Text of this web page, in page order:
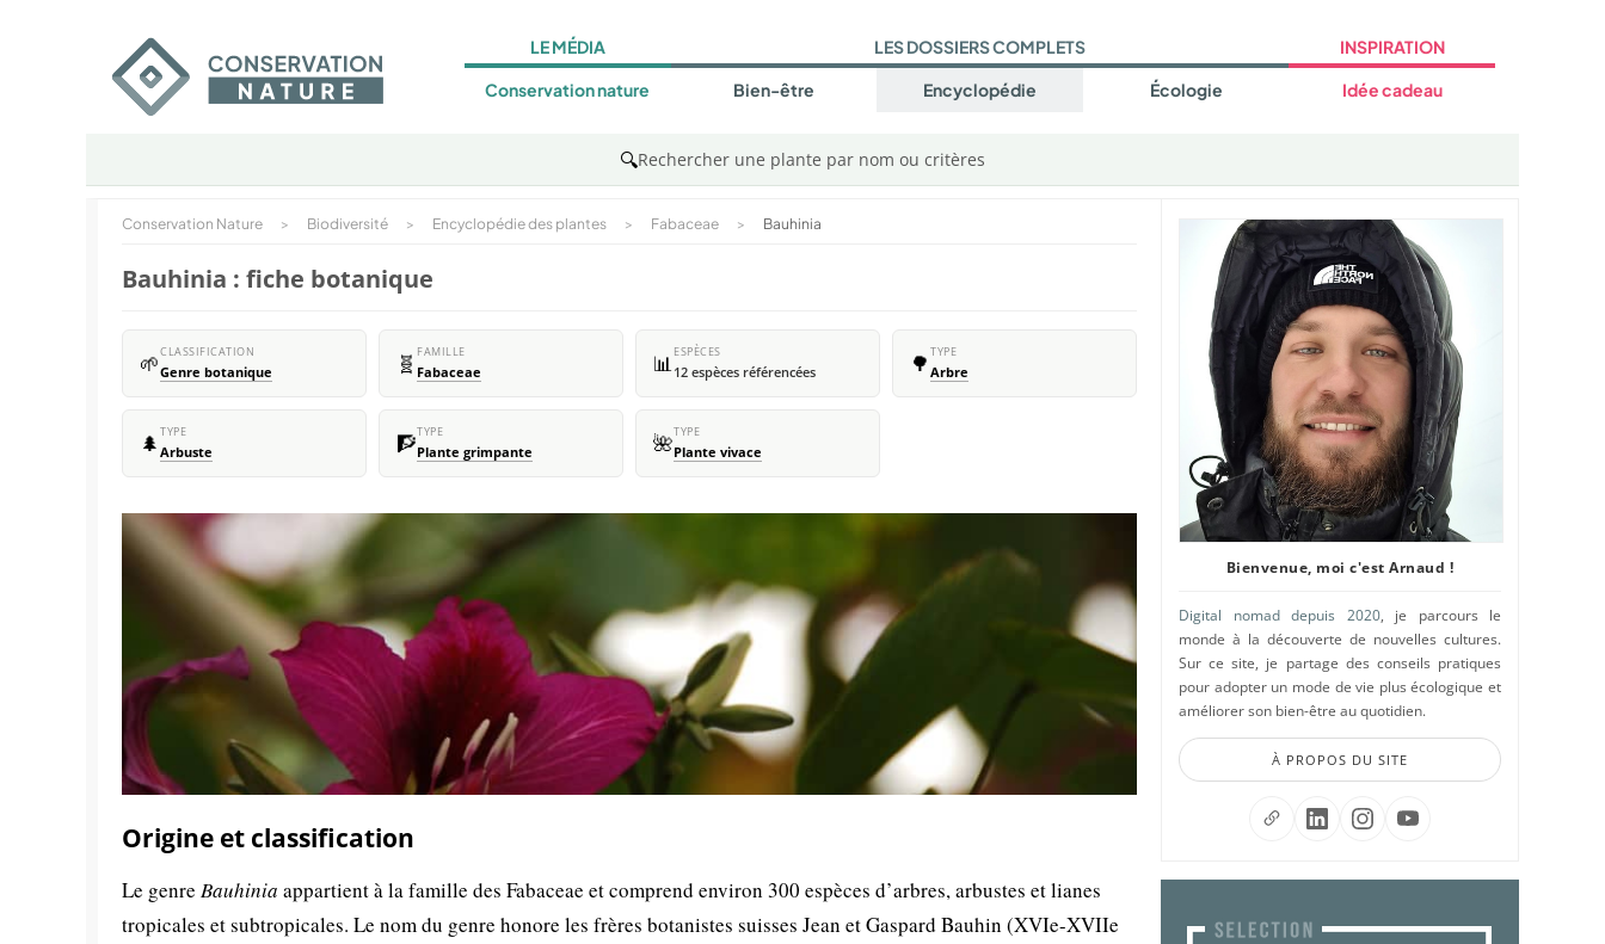
LE MÉDIA
Conservation nature
LES DOSSIERS COMPLETS
Bien-être Encyclopédie Écologie
INSPIRATION
Idée cadeau
🔍Rechercher une plante par nom ou critères
Conservation Nature > Biodiversité > Encyclopédie des plantes > Fabaceae > Bauhinia
Bauhinia : fiche botanique
🌱CLASSIFICATION
Genre botanique 🧬 FAMILLE
Fabaceae 📊 ESPÈCES
12 espèces référencées 🌳 TYPE
Arbre
🌲 TYPE
Arbuste 🧗TYPE
Plante grimpante 🌺TYPE
Plante vivace
Origine et classification
Le genre Bauhinia appartient à la famille des Fabaceae et comprend environ 300 espèces d’arbres, arbustes et lianes
tropicales et subtropicales. Le nom du genre honore les frères botanistes suisses Jean et Gaspard Bauhin (XVIe-XVIIe
Bienvenue, moi c'est Arnaud !
Digital nomad depuis 2020, je parcours le
monde à la découverte de nouvelles cultures.
Sur ce site, je partage des conseils pratiques
pour adopter un mode de vie plus écologique et
améliorer son bien-être au quotidien.
À PROPOS DU SITE